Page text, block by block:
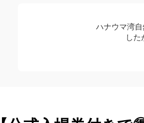
ハナウマ湾自
した